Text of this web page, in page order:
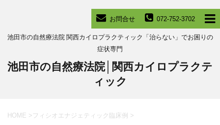
072-752-3702
お問合せ
池田市の自然療法院 関西カイロプラクティック「治らない」でお困りの
症状専門
池田市の自然療法院│関西カイロプラクテ
ィック
HOME > フィシオエナジェティック臨床例 >